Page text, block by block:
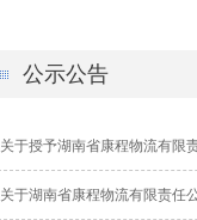
公示公告
关于授予湖南省康程物流有限
关于湖南省康程物流有限责任